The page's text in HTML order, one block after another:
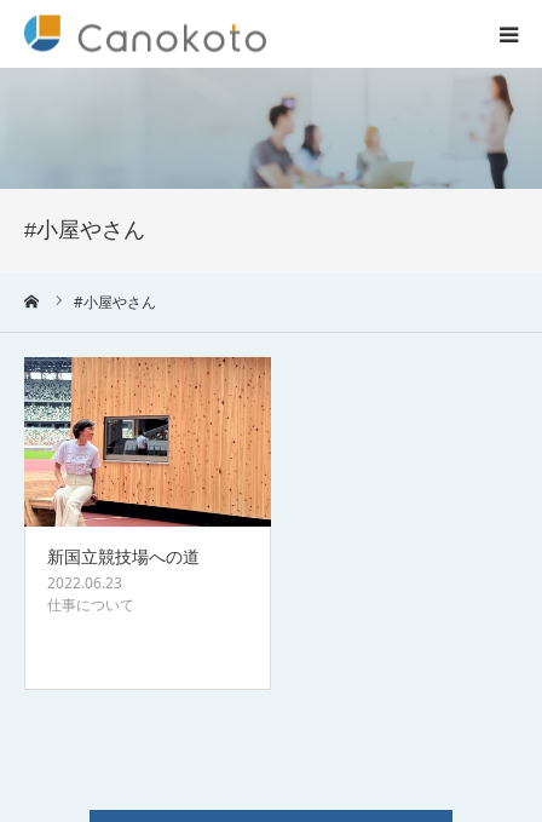
#小屋やさん
#小屋やさん
新国立競技場への道
2022.06.23
仕事について
会社概要
ブログ
実績
コラム一覧
お問合せ